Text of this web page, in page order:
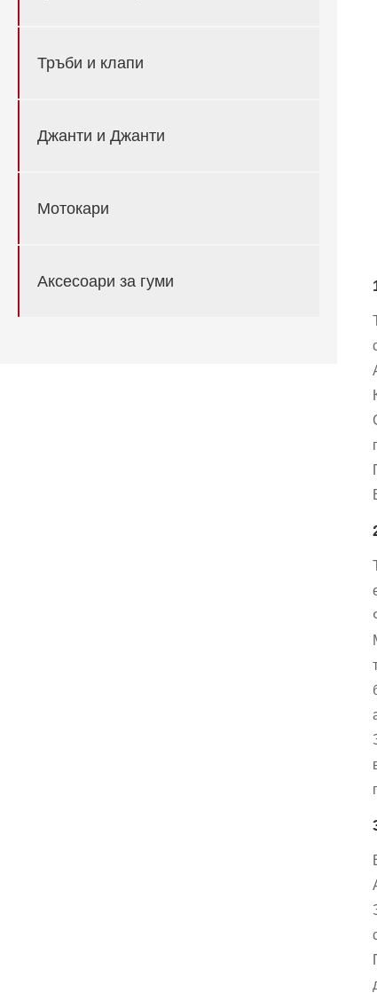
Тръби и клапи
Джанти и Джанти
Мотокари
Аксесоари за гуми